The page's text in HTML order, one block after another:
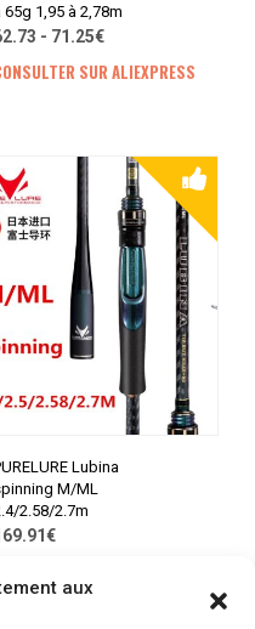
aux
65g 1,95 à 2,78m
- 71.25€
SUR ALIEXPRESS
Lubina
M/ML
2.58/2.7m